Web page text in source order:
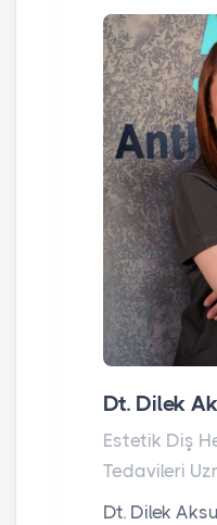
Dt. Dilek
Estetik Diş
Tedavileri
Dt. Dilek